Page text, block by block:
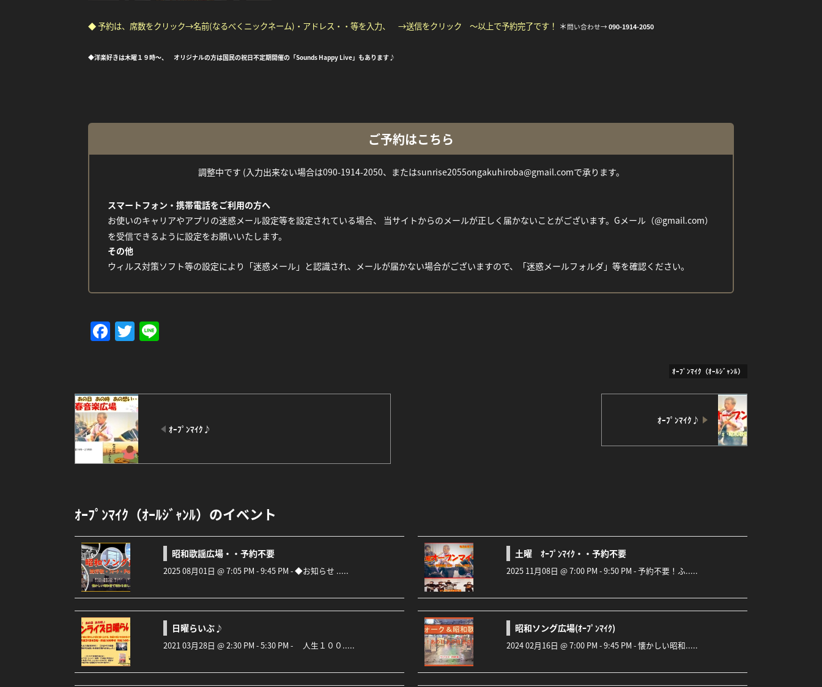
◆ 予約は、席数をクリック→名前(なるべくニックネーム)・アドレス・・等を入力、 →送信をクリック ～以上で予約完了です！ ＊ 問い合わせ→ 090-1914-2050
◆洋楽好きは木曜１９時～、 オリジナルの方は国民の祝日不定期開催の「Sounds Happy Live」もあります♪
ご予約はこちら
調整中です (入力出来ない場合は090-1914-2050、またはsunrise2055ongakuhiroba@gmail.comで承ります。
スマートフォン・携帯電話をご利用の方へ
お使いのキャリアやアプリの迷惑メール設定等を設定されている場合、 当サイトからのメールが正しく届かないことがございます。Gメール（@gmail.com）
を受信できるように設定をお願いいたします。
その他
ウィルス対策ソフト等の設定により「迷惑メール」と認識され、メールが届かない場合がございますので、「迷惑メールフォルダ」等を確認ください。
Facebook
Twitter
ｵｰﾌﾟﾝﾏｲｸ（ｵｰﾙｼﾞｬﾝﾙ）
ｵｰﾌﾟﾝﾏｲｸ♪
ｵｰﾌﾟﾝﾏｲｸ♪
ｵｰﾌﾟﾝﾏｲｸ（ｵｰﾙｼﾞｬﾝﾙ）のイベント
昭和歌謡広場・・予約不要
2025 08月01日 @ 7:05 PM - 9:45 PM - ◆お知らせ .....
土曜 ｵｰﾌﾟﾝﾏｲｸ・・予約不要
2025 11月08日 @ 7:00 PM - 9:50 PM - 予約不要！ふ.....
日曜らいぶ♪
2021 03月28日 @ 2:30 PM - 5:30 PM - 人生１００.....
昭和ソング広場(ｵｰﾌﾟﾝﾏｲｸ)
2024 02月16日 @ 7:00 PM - 9:45 PM - 懐かしい昭和.....